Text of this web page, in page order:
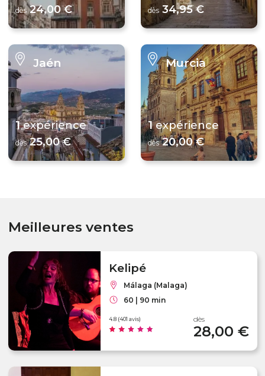
dès24,00 € dès 34,95 €
Jaén
1expérience
dès25,00 €
Murcia
1expérience
dès20,00 €
Meilleures ventes
Kelipé
Málaga (Malaga)
60 | 90 min
4.8 (401 avis) dès
28,00 €